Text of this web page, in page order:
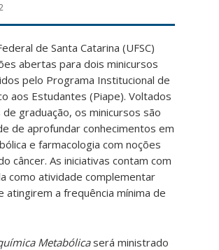
de Santa Catarina (UFSC)
abertas para dois minicursos
pelo Programa Institucional de
aos Estudantes (Piape). Voltados
graduação, os minicursos são
de aprofundar conhecimentos em
e farmacologia com noções
câncer. As iniciativas contam com
como atividade complementar
atingirem a frequência mínima de
Metabólicaserá ministrado